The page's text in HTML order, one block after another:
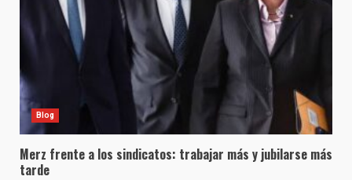
Blog
Merz frente a los sindicatos: trabajar más y jubilarse más
tarde